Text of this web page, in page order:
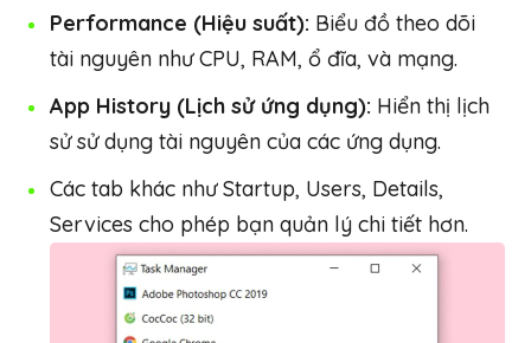
Performance (Hiệu suất): Biểu đồ theo dõi
tài nguyên như CPU, RAM, ổ đĩa, và mạng.
App History (Lịch sử ứng dụng): Hiển thị lịch
sử sử dụng tài nguyên của các ứng dụng.
Các tab khác như Startup, Users, Details,
Services cho phép bạn quản lý chi tiết hơn.